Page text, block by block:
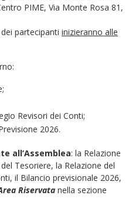
PIME, Via Monte Rosa 81,
dei partecipanti inizieranno alle
Revisori dei Conti;
2026.
all’Assemblea: la Relazione
Tesoriere, la Relazione del
il Bilancio previsionale 2026,
Riservata nella sezione